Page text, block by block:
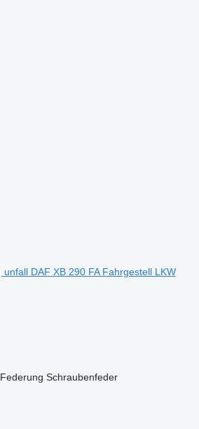
unfall DAF XB 290 FA Fahrgestell LKW
Federung Schraubenfeder